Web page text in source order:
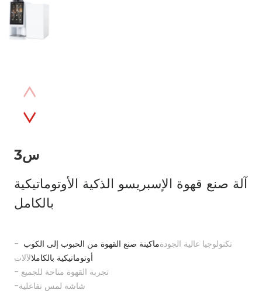
س3
آلة صنع قهوة الإسبريسو الذكية الأوتوماتيكية
بالكامل
- تكنولوجيا عالية الجودة
أوتوماتيكية بالكاملالآلات
- تجربة القهوة متاحة للجميع
-شاشة لمس تفاعلية